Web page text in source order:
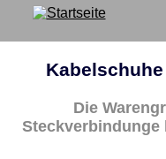
Die
Steckverbindunge